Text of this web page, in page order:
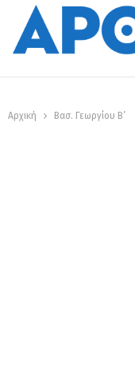
Αρχική Βασ. Γεωργίου Β’